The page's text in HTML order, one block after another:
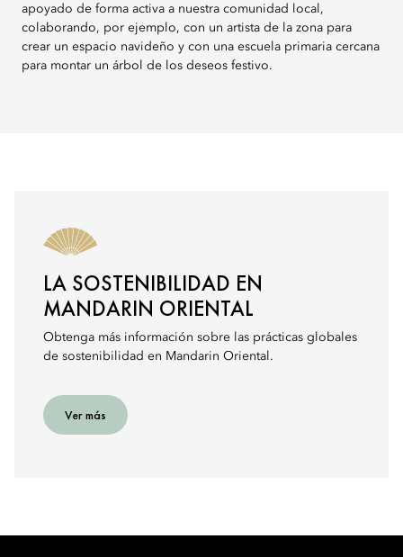
apoyado de forma activa a nuestra comunidad local,
colaborando, por ejemplo, con un artista de la zona para
crear un espacio navideño y con una escuela primaria cercana
para montar un árbol de los deseos festivo.
LA SOSTENIBILIDAD EN
MANDARIN ORIENTAL
Obtenga más información sobre las prácticas globales
de sostenibilidad en Mandarin Oriental.
Ver más